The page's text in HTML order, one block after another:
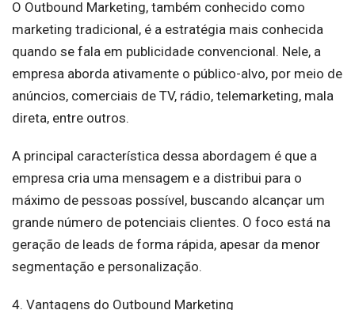
O Outbound Marketing, também conhecido como
marketing tradicional, é a estratégia mais conhecida
quando se fala em publicidade convencional. Nele, a
empresa aborda ativamente o público-alvo, por meio de
anúncios, comerciais de TV, rádio, telemarketing, mala
direta, entre outros.
A principal característica dessa abordagem é que a
empresa cria uma mensagem e a distribui para o
máximo de pessoas possível, buscando alcançar um
grande número de potenciais clientes. O foco está na
geração de leads de forma rápida, apesar da menor
segmentação e personalização.
4. Vantagens do Outbound Marketing